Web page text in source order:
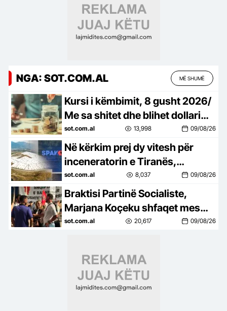
NGA: SOT.COM.AL MË SHUMË
Kursi i këmbimit, 8 gusht 2026/
Me sa shitet dhe blihet dollari
dhe euro, cfarë ndodh me
monedhat e tjera
sot.com.al 13,998 09/08/26
Në kërkim prej dy vitesh për
inceneratorin e Tiranës,
arrestohet në Palasë Renardo
Nallbani
sot.com.al 8,037 09/08/26
Braktisi Partinë Socialiste,
Marjana Koçeku shfaqet mes
protestuesve
sot.com.al 20,617 09/08/26